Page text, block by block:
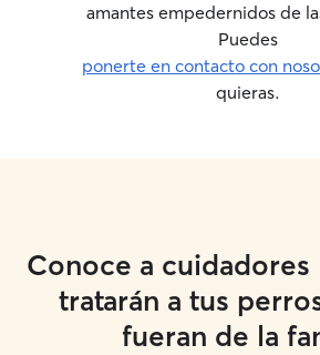
amantes empedernidos de
Puedes
ponerte en contacto con
quieras.
Conoce a cuidadores
tratarán a tus
fueran de la